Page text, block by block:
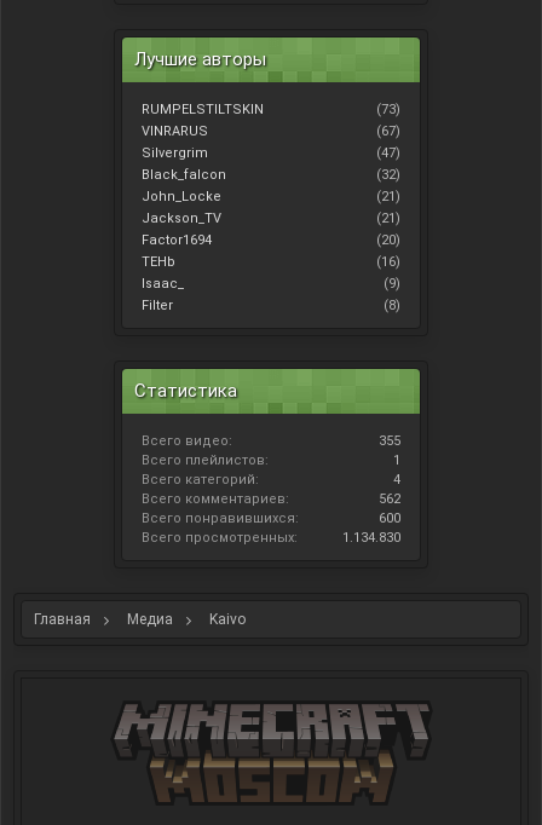
Лучшие авторы
RUMPELSTILTSKIN
(73)
VINRARUS
(67)
Silvergrim
(47)
Black_falcon
(32)
John_Locke
(21)
Jackson_TV
(21)
Factor1694
(20)
TEHb
(16)
Isaac_
(9)
Filter
(8)
Статистика
Всего видео:
355
Всего плейлистов:
1
Всего категорий:
4
Всего комментариев:
562
Всего понравившихся:
600
Всего просмотренных:
1.134.830
Главная Медиа Kaivo